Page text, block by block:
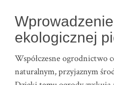
ekologicznej
Współczesne ogrodnictwo
naturalnym, przyjaznym